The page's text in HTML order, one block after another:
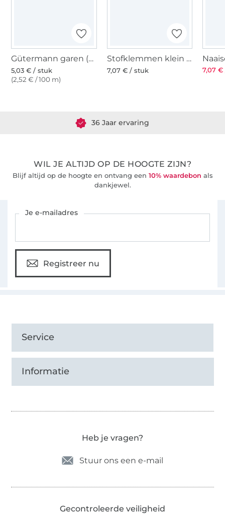
Gütermann garen (336)
5,03 € / stuk
(2,52 € / 100 m)
Stofklemmen klein 20 st., veelkleurig
7,07 € / stuk 7,07
36 Jaar ervaring
WIL JE ALTIJD OP DE HOOGTE ZIJN?
Blijf altijd op de hoogte en ontvang een 10% waardebon als
dankjewel.
Je e-mailadres
Registreer nu
Service
Informatie
Heb je vragen?
Stuur ons een e-mail
Gecontroleerde veiligheid